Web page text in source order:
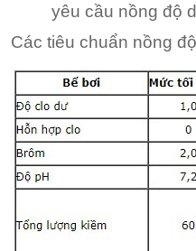
yêu cầu nồng độ dự
Các tiêu chuẩn nồng